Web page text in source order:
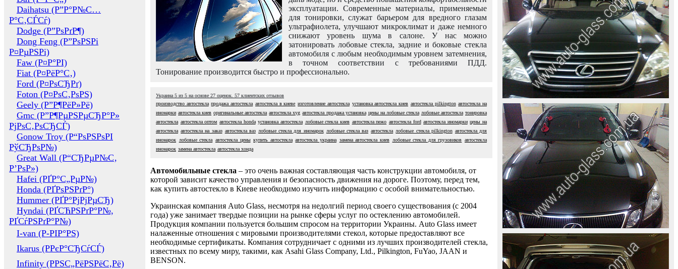
Daihatsu (Р”Р°Р№С…
Р°С‚СЃСѓ)
Dodge (Р”РѕРґР¶)
Dong Feng (Р”РѕРЅРі
Р¤РµРЅРі)
Faw (Р¤Р°РІ)
Fiat (Р¤РёР°С‚)
Ford (Р¤РѕСЂРґ)
Foton (Р¤РѕС‚РѕРЅ)
Geely (Р”Р¶РёР»Рё)
Gmc (Р”Р¶РµРЅРµСЂР°Р»
РјРѕС‚РѕСЂСЃ)
Gonow Troy (Р“РѕРЅРѕРІ
РўСЂРѕР№)
Great Wall (Р“СЂРµР№С‚
Р’РѕР»)
Hafei (РҐР°С„РµР№)
Honda (РҐРѕРЅРґР°)
Hummer (РҐР°РјРјРµСЂ)
Hyndai (РҐСЋРЅРґР°Р№,
РҐСѓРЅРґР°Р№)
I-van (Р-РІР°РЅ)
Ikarus (РРєР°СЂСѓСЃ)
Infinity (РРЅС„РёРЅРёС‚Рё)
эксплуатации. Современные материалы, применяемые
для тонировки, служат барьером для вредного глазам
ультрафиолета, улучшают микроклимат и даже немного
снижают уровень шума в салоне. У нас можно
затонировать лобовые стекла, задние и боковые стекла
автомобиля с любым необходимым уровнем затемнения,
в точном соответствии с требованиями ПДД.
Тонирование производится быстро и профессионально.
Украина 5 из 5 на основе 27 оценок. 57 клиентских отзывов
производство автостекла продажа автостекла автостекла в киеве изготовление автостекла установка автостекла киев автостекла pilkington автостекла на
иномарки автостекла киев оригинальные автостекла автостекла xyg автостекла продажа установка цены на лобовые стекла лобовые автостекла тонировка
автостекла автостекла оптом автостекла honda установка автостекла лобовые стекла киев автостекла пежо автостекла ford автостекла иномарки цены на
автостекла автостекла на заказ автостекла ваз лобовые стекла для иномарок лобовые стекла ваз автостекла лобовые стекла pilkington автостекла для
иномарок
лобовые стекла автостекла цены купить автостекла автостекла украина замена автостекла киев лобовые стекла для грузовиков автостекла
иномарок замена автостекла автостекла хонда
Автомобильные стекла – это очень важная составляющая часть конструкции автомобиля, от
которой зависит качество управления и безопасность движения на дороге. Поэтому, перед тем,
как купить автостекло в Киеве необходимо изучить информацию с особой внимательностью.
Украинская компания Auto Glass, несмотря на недолгий период своего существования (с 2004
года) уже занимает твердые позиции на рынке сферы услуг по остеклению автомобилей.
Продукция компании пользуется большим спросом на территории Украины. Auto Glass имеет
налаженные отношения с мировыми производителями стекол, которые предоставляют все
необходимые сертификаты. Компания сотрудничает с одними из лучших производителей стекла,
известных по всему миру, такими, как Asahi Glass Company, Ltd., Pilkington, FuYao, JAAN и
BENSON.